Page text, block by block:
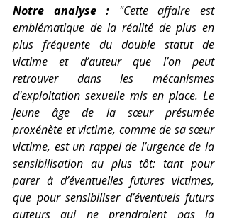
Notre analyse : "Cette affaire est
emblématique de la réalité de plus en
plus fréquente du double statut de
victime et d’auteur que l’on peut
retrouver dans les mécanismes
d'exploitation sexuelle mis en place. Le
jeune âge de la sœur présumée
proxénète et victime, comme de sa sœur
victime, est un rappel de l’urgence de la
sensibilisation au plus tôt: tant pour
parer à d’éventuelles futures victimes,
que pour sensibiliser d’éventuels futurs
auteurs qui ne prendraient pas la